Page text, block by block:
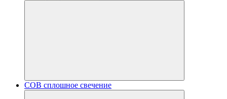
COB сплошное свечение